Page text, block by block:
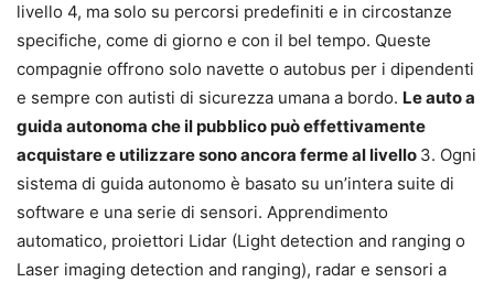
livello 4, ma solo su percorsi predefiniti e in circostanze
specifiche, come di giorno e con il bel tempo. Queste
compagnie offrono solo navette o autobus per i dipendenti
e sempre con autisti di sicurezza umana a bordo. Le auto a
guida autonoma che il pubblico può effettivamente
acquistare e utilizzare sono ancora ferme al livello 3. Ogni
sistema di guida autonomo è basato su un’intera suite di
software e una serie di sensori. Apprendimento
automatico, proiettori Lidar (Light detection and ranging o
Laser imaging detection and ranging), radar e sensori a